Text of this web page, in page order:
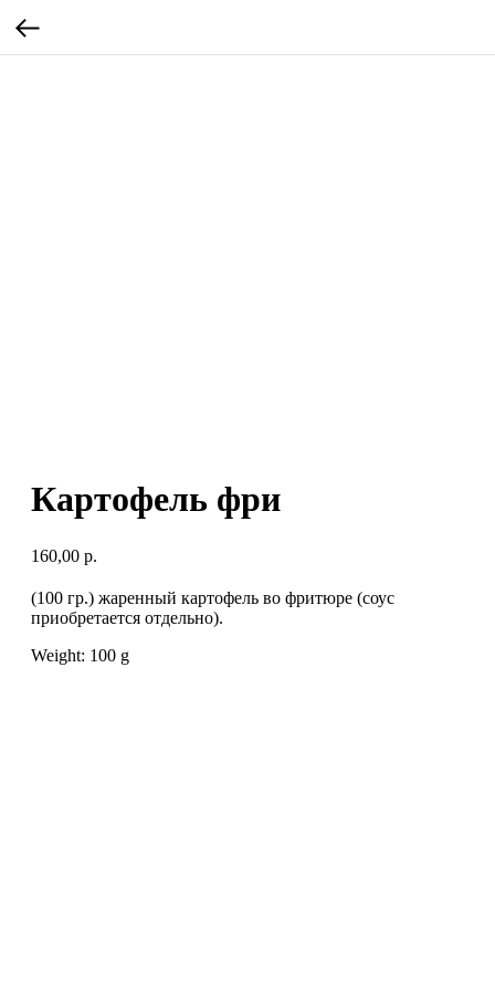
Картофель фри
160,00 р.
(100 гр.) жаренный картофель во фритюре (соус
приобретается отдельно).
Weight: 100 g